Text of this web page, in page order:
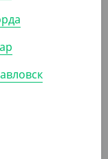
1405 мл,